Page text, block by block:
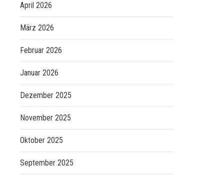
April 2026
März 2026
Februar 2026
Januar 2026
Dezember 2025
November 2025
Oktober 2025
September 2025